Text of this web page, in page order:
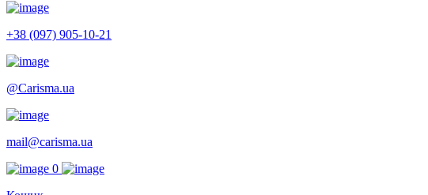
+38 (097) 905-10-21
@Carisma.ua
mail@carisma.ua
0